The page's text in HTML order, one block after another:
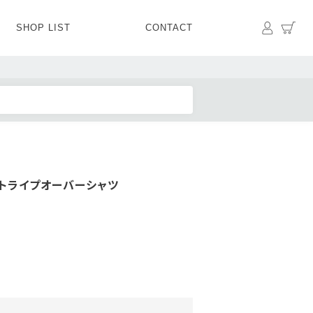
BOTTOMSSKIRT
SHOP LIST CONTACT マイペ
ライプオーバーシャツ